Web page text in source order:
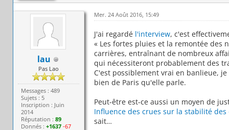
lau
Pas Lao
Messages : 489
Sujets : 5
Inscription : Juin
2014
Réputation :89
Donnés :+1637 -67
Mer. 24 Août 2016, 15:49
J'ai regardé l'interview, c'est
« Les fortes pluies et la remontée des
carrières, entraînant de nombreux
qui nécessiteront probablement des
C'est possiblement vrai en banlieue,
bien de Paris qu'elle parle.
Peut-être est-ce aussi un moyen de
Influence des crues sur la stabilité des
sait…